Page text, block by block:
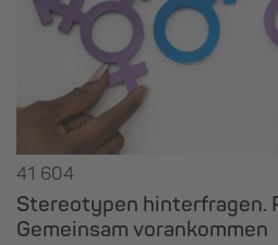
41 604
Stereotypen hinterfragen.
Gemeinsam vorankommen